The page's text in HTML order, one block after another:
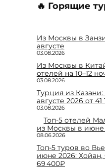
🔥 Горящие
Из Москвы в
августе
03.08.2026
Из Москвы в
отелей на 10–12
03.08.2026
Турция из
августе 2026 от
03.08.2026
Топ-5 отелей
из Москвы в июне
08.06.2026
Топ-5 туров во
июне 2026: Хойан,
69 400₽